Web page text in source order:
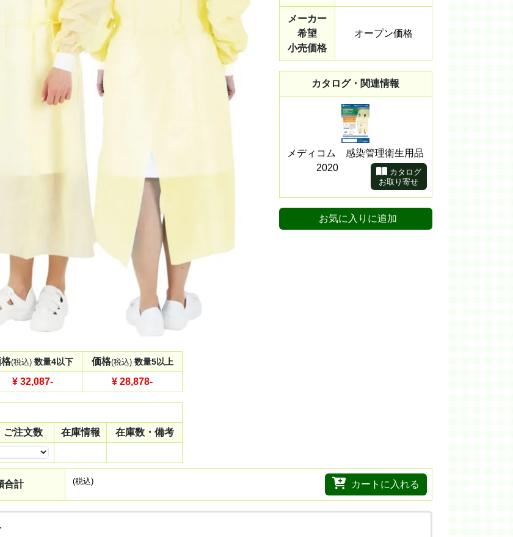
メーカー
希望
小売価格
オープン価格
カタログ・関連情報
メディコム 感染管理衛生用品
2020
カタログ
お取り寄せ
お気に入りに追加
(税込) 数量4以下 価格(税込) 数量5以上
¥ 32,087- ¥ 28,878-
ご注文数 在庫情報
在庫数・備考
合計 (税込) カートに入れる